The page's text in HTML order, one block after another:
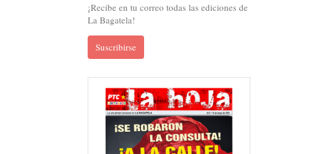
¡Recibe en tu correo todas las ediciones de
La Bagatela!
Suscribirse